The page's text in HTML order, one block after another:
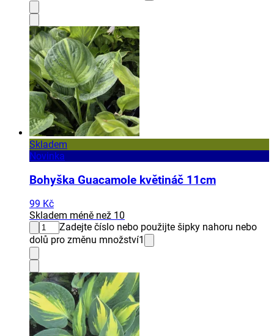
Skladem
Novinka
Bohyška Guacamole květináč 11cm
99 Kč
Skladem méně než 10
Zadejte číslo nebo použijte šipky nahoru nebo
dolů pro změnu množství1